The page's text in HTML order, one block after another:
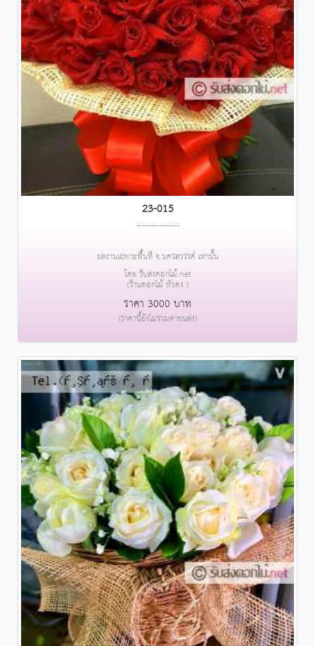
23-015
....................
ผลงานเฉพาะพื้นที่ จ.นครสวรรค์ เท่านั้น
โดย รับส่งดอกไม้.net
(ร้านดอกไม้ หัวดง )
ราคา 3000 บาท
(ราคานี้ยังไม่รวมค่าขนส่ง)